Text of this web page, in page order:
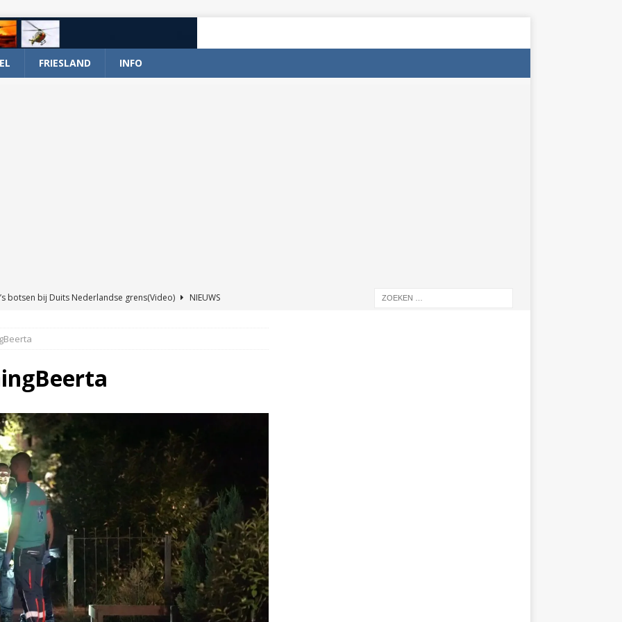
FRIESLAND INFO
botsen bij Duits Nederlandse grens(Video)
NIEUWS
en wagen met stro in de brand in Oosterhesselen(Video)
brand in Wijster(Video)
aangevaren op Schildmeer Steendam(Video) NIEUWS